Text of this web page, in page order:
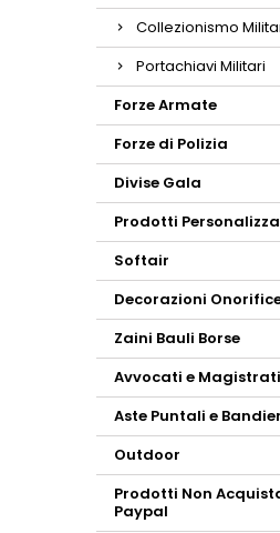
Collezionismo
Portachiavi Militari
Forze Armate
Forze di Polizia
Divise Gala
Prodotti
Softair
Decorazioni
Zaini Bauli Borse
Avvocati e Magistrati
Aste Puntali e
Outdoor
Prodotti Non
Paypal